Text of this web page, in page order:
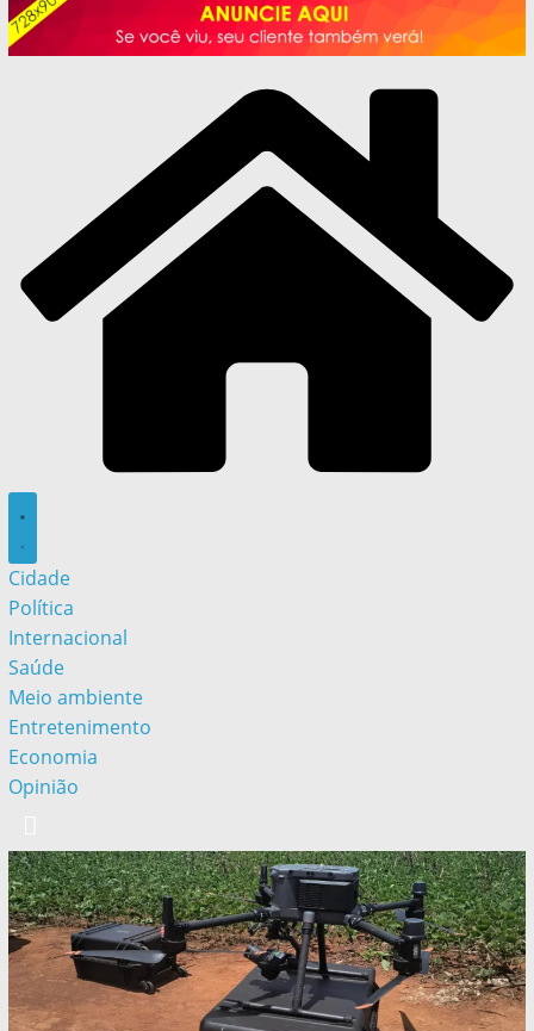
Cidade
Política
Internacional
Saúde
Meio ambiente
Entretenimento
Economia
Opinião